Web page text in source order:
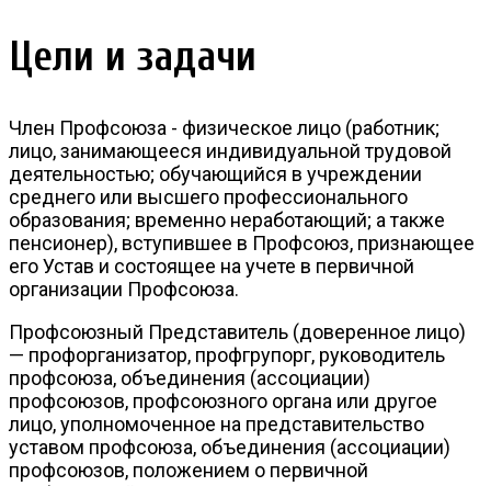
Цели и задачи
Член Профсоюза - физическое лицо (работник;
лицо, занимающееся индивидуальной трудовой
деятельностью; обучающийся в учреждении
среднего или высшего профессионального
образования; временно неработающий; а также
пенсионер), вступившее в Профсоюз, признающее
его Устав и состоящее на учете в первичной
организации Профсоюза.
Профсоюзный Представитель (доверенное лицо)
— профорганизатор, профгрупорг, руководитель
профсоюза, объединения (ассоциации)
профсоюзов, профсоюзного органа или другое
лицо, уполномоченное на представительство
уставом профсоюза, объединения (ассоциации)
профсоюзов, положением о первичной